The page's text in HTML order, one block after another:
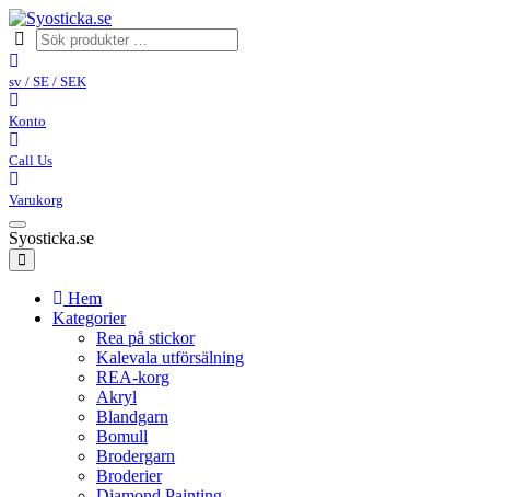
sv / SE / SEK
Konto
Call Us
Varukorg
Syosticka.se
Hem
Kategorier
Rea på stickor
Kalevala utförsälning
REA-korg
Akryl
Blandgarn
Bomull
Brodergarn
Broderier